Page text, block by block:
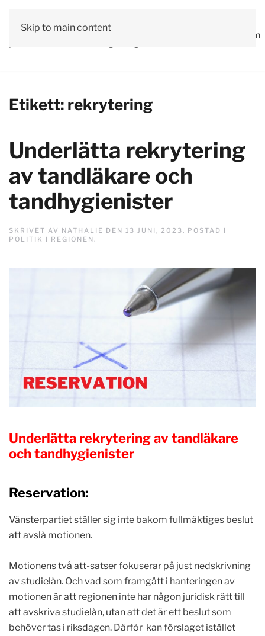
Skip to main content
Vår
Debatt
OmLäs våra
Valprogram
Etikett: rekrytering
Underlätta rekrytering
av tandläkare och
tandhygienister
SKRIVET AV NATHALIE DEN 13 JUNI, 2023. POSTAD I
POLITIK I REGIONEN.
Underlätta rekrytering av tandläkare
och tandhygienister
Reservation:
Vänsterpartiet ställer sig inte bakom fullmäktiges beslut
att avslå motionen.
Motionens två att-satser fokuserar på just nedskrivning
av studielån. Och vad som framgått i hanteringen av
motionen är att regionen inte har någon juridisk rätt till
att avskriva studielån, utan att det är ett beslut som
behöver tas i riksdagen. Därför kan förslaget istället